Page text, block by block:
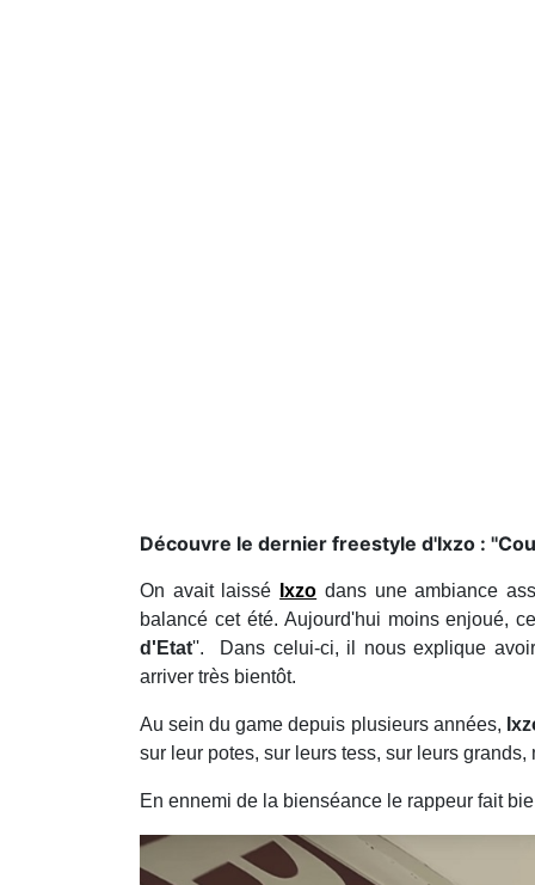
Découvre le dernier freestyle d'Ixzo :
On avait laissé Ixzo dans une ambiance
balancé cet été. Aujourd'hui moins enjoué,
d'Etat''. Dans celui-ci, il nous explique
arriver très bientôt.
Au sein du game depuis plusieurs années,
sur leur potes, sur leurs tess, sur leurs
En ennemi de la bienséance le rappeur fait